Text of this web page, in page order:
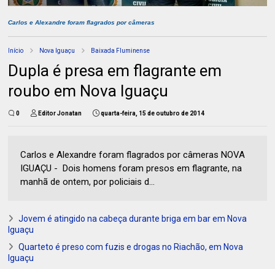
Carlos e Alexandre foram flagrados por câmeras
Início Nova Iguaçu Baixada Fluminense
Dupla é presa em flagrante em
roubo em Nova Iguaçu
0 Editor Jonatan quarta-feira, 15 de outubro de 2014
Carlos e Alexandre foram flagrados por câmeras NOVA
IGUAÇU - Dois homens foram presos em flagrante, na
manhã de ontem, por policiais d...
Jovem é atingido na cabeça durante briga em bar em Nova
Iguaçu
Quarteto é preso com fuzis e drogas no Riachão, em Nova
Iguaçu